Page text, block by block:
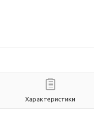
Характеристики